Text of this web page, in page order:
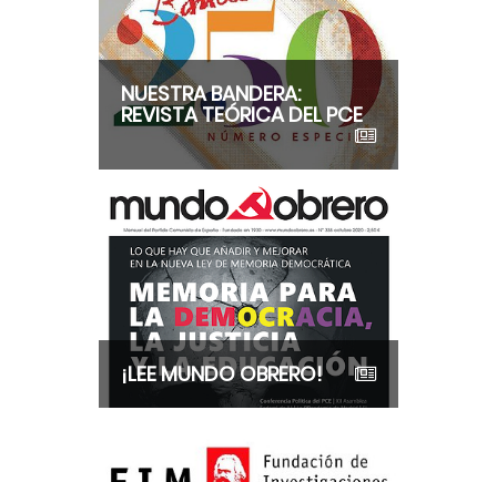
NUESTRA BANDERA:
REVISTA TEÓRICA DEL PCE
¡LEE MUNDO OBRERO!